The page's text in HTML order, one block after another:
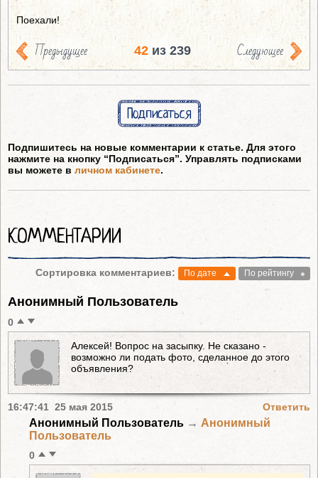
Поехали!
Предыдущее Следующее
42из 239
Подписаться
Подпишитесь на новые комментарии к статье. Для этого
нажмите на кнопку “Подписаться”. Управлять подписками
вы можете в личном кабинете.
КОММЕНТАРИИ
Сортировка комментариев: По дате По рейтингу
Анонимный Пользователь
0
Алексей! Вопрос на засыпку. Не сказано -
возможно ли подать фото, сделанное до этого
объявления?
16:47:41 25 мая 2015 Ответить
Анонимный Пользователь → Анонимный
Пользователь
0